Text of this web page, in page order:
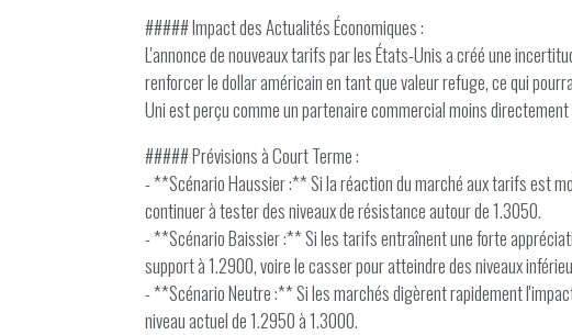
##### Impact des Actualités Économiques :
L'annonce de nouveaux tarifs par les États-Unis a créé une
renforcer le dollar américain en tant que valeur refuge, ce qui
Uni est perçu comme un partenaire commercial moins
##### Prévisions à Court Terme :
- **Scénario Haussier :** Si la réaction du marché aux tarifs est
continuer à tester des niveaux de résistance autour de 1.3050.
- **Scénario Baissier :** Si les tarifs entraînent une forte
support à 1.2900, voire le casser pour atteindre des niveaux
- **Scénario Neutre :** Si les marchés digèrent rapidement
niveau actuel de 1.2950 à 1.3000.